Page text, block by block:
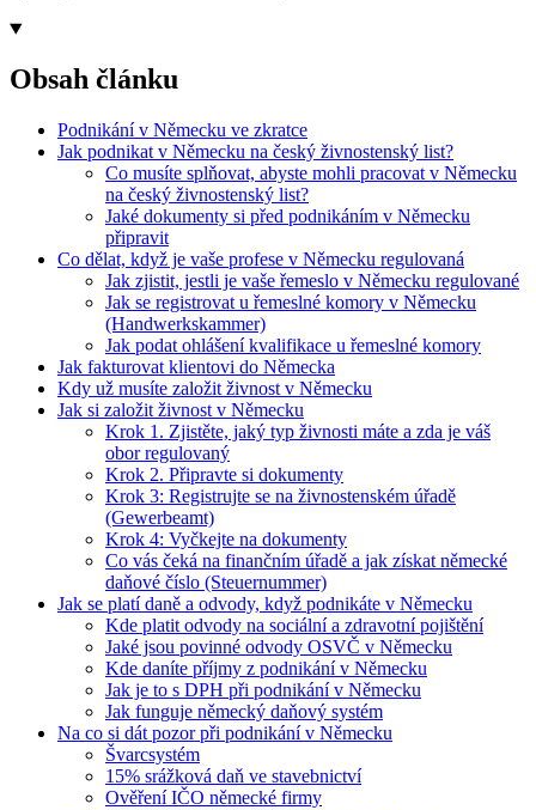
Obsah článku
Podnikání v Německu ve zkratce
Jak podnikat v Německu na český živnostenský list?
Co musíte splňovat, abyste mohli pracovat v Německu
na český živnostenský list?
Jaké dokumenty si před podnikáním v Německu
připravit
Co dělat, když je vaše profese v Německu regulovaná
Jak zjistit, jestli je vaše řemeslo v Německu regulované
Jak se registrovat u řemeslné komory v Německu
(Handwerkskammer)
Jak podat ohlášení kvalifikace u řemeslné komory
Jak fakturovat klientovi do Německa
Kdy už musíte založit živnost v Německu
Jak si založit živnost v Německu
Krok 1. Zjistěte, jaký typ živnosti máte a zda je váš
obor regulovaný
Krok 2. Připravte si dokumenty
Krok 3: Registrujte se na živnostenském úřadě
(Gewerbeamt)
Krok 4: Vyčkejte na dokumenty
Co vás čeká na finančním úřadě a jak získat německé
daňové číslo (Steuernummer)
Jak se platí daně a odvody, když podnikáte v Německu
Kde platit odvody na sociální a zdravotní pojištění
Jaké jsou povinné odvody OSVČ v Německu
Kde daníte příjmy z podnikání v Německu
Jak je to s DPH při podnikání v Německu
Jak funguje německý daňový systém
Na co si dát pozor při podnikání v Německu
Švarcsystém
15% srážková daň ve stavebnictví
Ověření IČO německé firmy